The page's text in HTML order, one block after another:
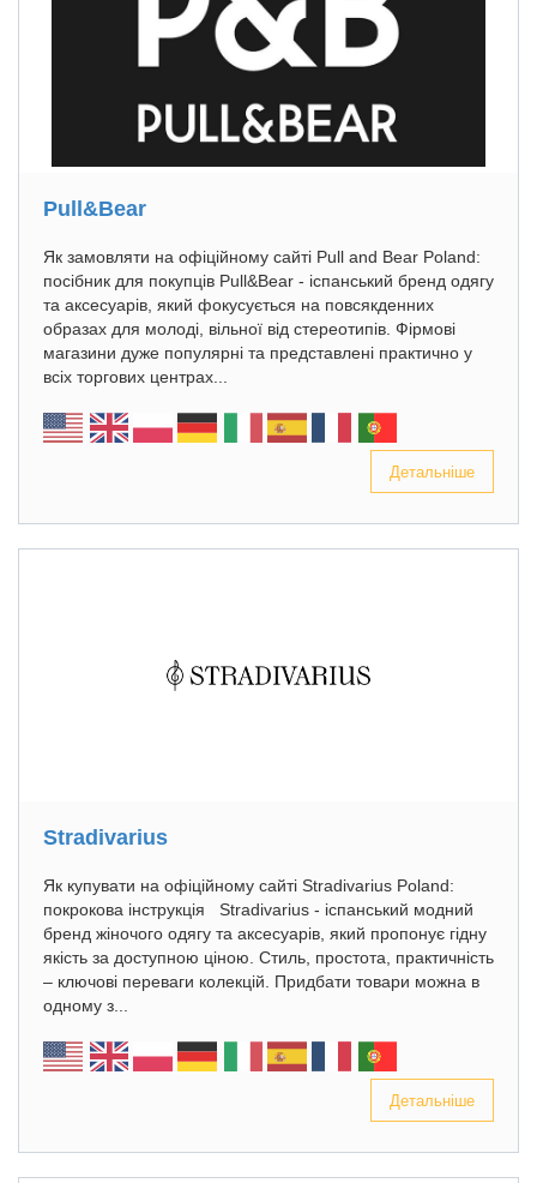
Pull&Bear
Як замовляти на офіційному сайті Pull and Bear Poland:
посібник для покупців Pull&Bear - іспанський бренд одягу
та аксесуарів, який фокусується на повсякденних
образах для молоді, вільної від стереотипів. Фірмові
магазини дуже популярні та представлені практично у
всіх торгових центрах...
Детальніше
Stradivarius
Як купувати на офіційному сайті Stradivarius Poland:
покрокова інструкція Stradivarius - іспанський модний
бренд жіночого одягу та аксесуарів, який пропонує гідну
якість за доступною ціною. Стиль, простота, практичність
– ключові переваги колекцій. Придбати товари можна в
одному з...
Детальніше